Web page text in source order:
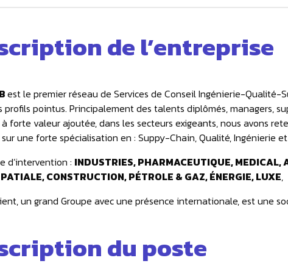
de l’entreprise
est le premier réseau de Services de Conseil Ingénierie-Qualité-
profils pointus. Principalement des talents diplômés, managers,
forte valeur ajoutée, dans les secteurs exigeants, nous avons
une forte spécialisation en : Suppy-Chain, Qualité, Ingénierie
d’intervention : INDUSTRIES, PHARMACEUTIQUE, MEDICAL,
CONSTRUCTION, PÉTROLE & GAZ, ÉNERGIE, LUXE,
un grand Groupe avec une présence internationale, est une
du poste